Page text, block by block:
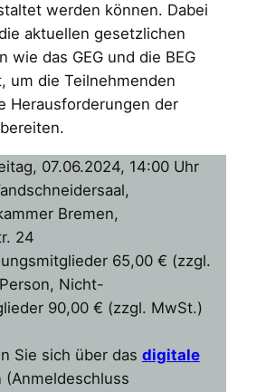
werden können. Dabei
aktuellen gesetzlichen
wie das GEG und die BEG
um die Teilnehmenden
Herausforderungen der
07.06.2024, 14:00 Uhr
Bremen,
24
65,00 € (zzgl.
Nicht-
90,00 € (zzgl. MwSt.)
Sie sich über das digitale
(Anmeldeschluss